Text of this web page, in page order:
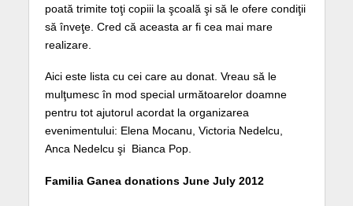
poată trimite toţi copiii la şcoală şi să le ofere condiţii
să înveţe. Cred că aceasta ar fi cea mai mare
realizare.
Aici este lista cu cei care au donat. Vreau să le
mulţumesc în mod special următoarelor doamne
pentru tot ajutorul acordat la organizarea
evenimentului: Elena Mocanu, Victoria Nedelcu,
Anca Nedelcu şi Bianca Pop.
Familia Ganea donations June July 2012